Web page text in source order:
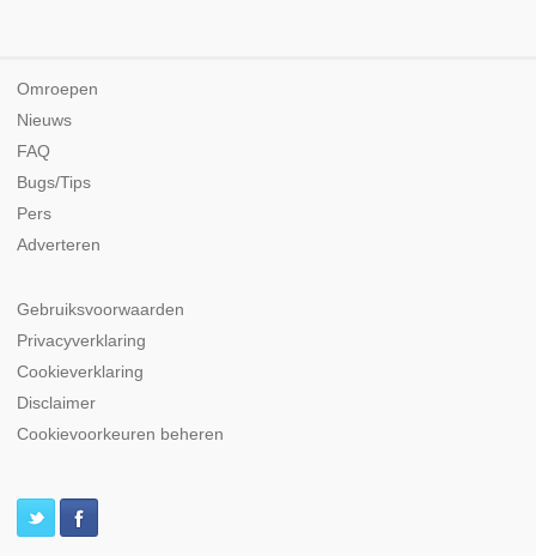
Omroepen
Nieuws
FAQ
Bugs/Tips
Pers
Adverteren
Gebruiksvoorwaarden
Privacyverklaring
Cookieverklaring
Disclaimer
Cookievoorkeuren beheren